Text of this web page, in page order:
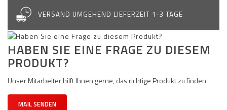
VERSAND UMGEHEND LIEFERZEIT 1-3 TAGE
HABEN SIE EINE FRAGE ZU DIESEM
PRODUKT?
Unser Mitarbeiter hilft Ihnen gerne, das richtige Produkt zu finden
MAIL SENDEN